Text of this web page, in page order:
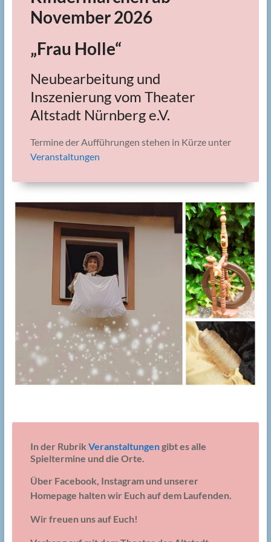
November 2026
„Frau Holle“
Neubearbeitung und
Inszenierung vom Theater
Altstadt Nürnberg e.V.
Termine der Aufführungen stehen in Kürze unter
Veranstaltungen
In der Rubrik Veranstaltungengibt es alle
Spieltermine und die Orte.
Über Facebook, Instagram und unserer
Homepage halten wir Euch auf dem Laufenden.
Wir freuen uns auf Euch!